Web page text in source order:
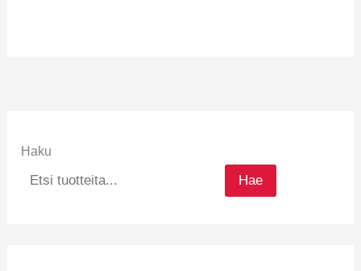
Haku
Hae